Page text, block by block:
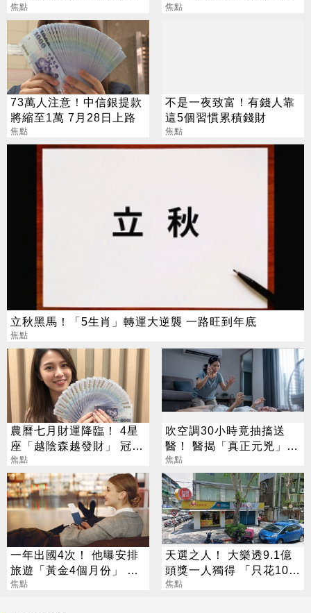
始
焦點
郭董獨自公園散步
焦點
73萬人注意！中信銀提款
將縮至1萬 7月28日上路
焦點
不是一夜致富！有錢人靠
這5個習慣累積錢財
焦點
立秋黑馬！「5生肖」轉運大逆襲 一路旺到年底
焦點
農曆七月財運降臨！ 4星
座「越陰森越發財」 冠軍
賺到翻
焦點
吹空調30小時竟抽搐送
醫！ 醫揭「真正元兇」：
不是冷氣
焦點
一年出國4次！ 他曝安排
旅遊「黃金4個月份」 卡
對整年活在期待中
焦點
天選之人！ 大樂透9.1億
頭獎一人獨得 「只花100
元」買法曝光
焦點